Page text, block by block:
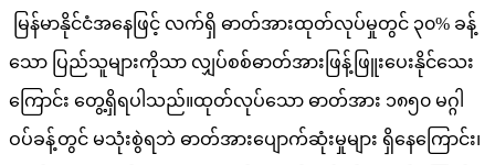
မြန်မာနိုင်ငံအနေဖြင့် လက်ရှိ ဓာတ်အားထုတ်လုပ်မှုတွင် ၃၀% ခန့်
သော ပြည်သူများကိုသာ လျှပ်စစ်ဓာတ်အားဖြန့်ဖြူးပေးနိုင်သေး
ကြောင်း တွေ့ရှိရပါသည်။ထုတ်လုပ်သော ဓာတ်အား ၁၈၅၀ မဂ္ဂါ
ဝပ်ခန့်တွင် မသုံးစွဲရဘဲ ဓာတ်အားပျောက်ဆုံးမှုများ ရှိနေကြောင်း၊